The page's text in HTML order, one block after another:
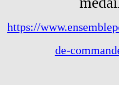
https://
de-